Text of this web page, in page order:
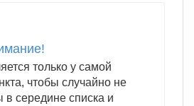
только у самой
чтобы случайно не
середине списка и